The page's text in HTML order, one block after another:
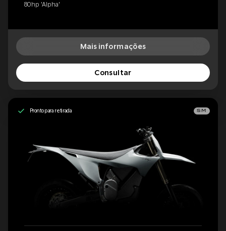
80hp 'Alpha'
Mais informações
Consultar
Pronto para retirada SM